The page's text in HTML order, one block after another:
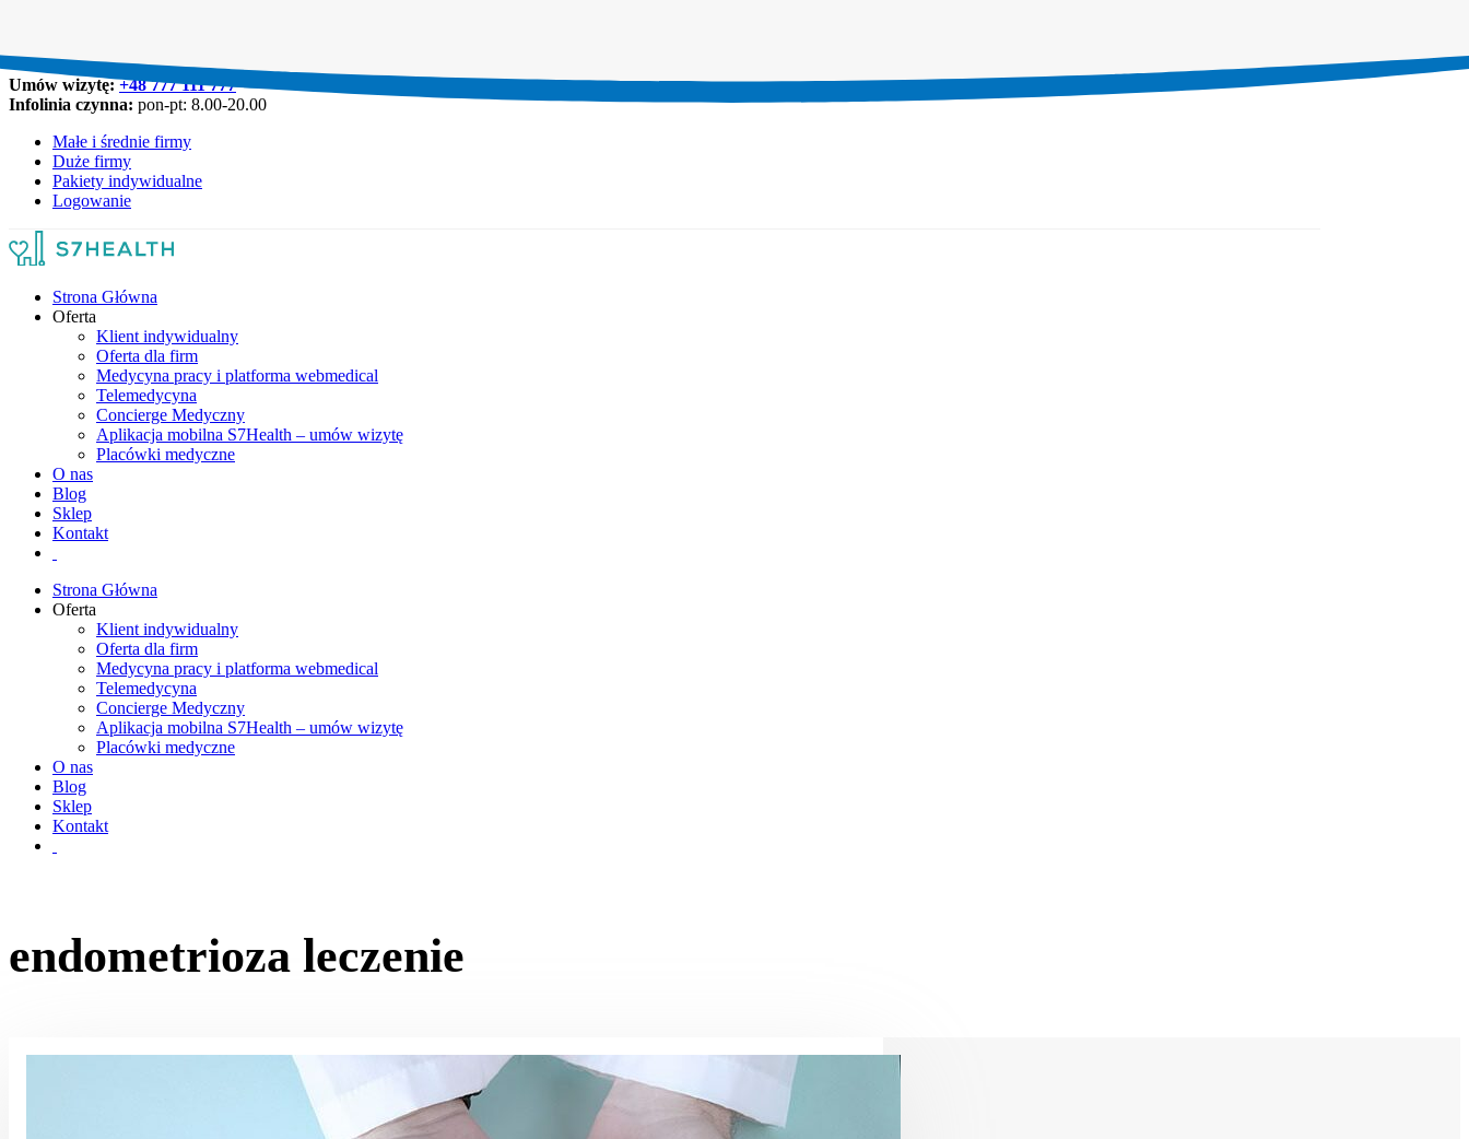
Umów wizytę:+48 777 111 777
Infolinia czynna: pon-pt: 8.00-20.00
Małe i średnie firmy
Duże firmy
Pakiety indywidualne
Logowanie
Strona Główna
Oferta
Klient indywidualny
Oferta dla firm
Medycyna pracy i platforma webmedical
Telemedycyna
Concierge Medyczny
Aplikacja mobilna S7Health – umów wizytę
Placówki medyczne
O nas
Blog
Sklep
Kontakt
Strona Główna
Oferta
Klient indywidualny
Oferta dla firm
Medycyna pracy i platforma webmedical
Telemedycyna
Concierge Medyczny
Aplikacja mobilna S7Health – umów wizytę
Placówki medyczne
O nas
Blog
Sklep
Kontakt
endometrioza leczenie